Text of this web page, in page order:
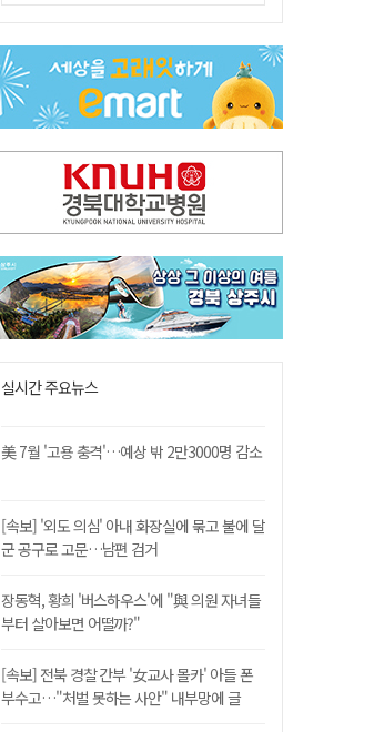
SK하이닉스, 주당 375원 분기 배당 공시…"3분기 중 주주환원 방안 확정"
이의준 전 경북도 새마을봉사과장, 제28대 울릉군 부군수 취임
"상법개정해도 주주가 '봉'"…하이닉스 솔리다임 상장설에 술렁[개미와글와글]
실시간 주요뉴스
美 7월 '고용 충격'…예상 밖 2만3000명 감소
[속보] '외도 의심' 아내 화장실에 묶고 불에 달
군 공구로 고문…남편 검거
장동혁, 황희 '버스하우스'에 "與 의원 자녀들
부터 살아보면 어떨까?"
[속보] 전북 경찰 간부 '女교사 몰카' 아들 폰
부수고…"처벌 못하는 사안" 내부망에 글